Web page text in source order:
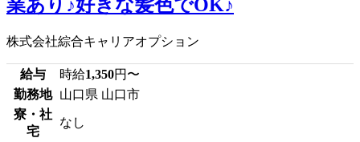
業あり♪好きな髪色でOK♪
株式会社綜合キャリアオプション
給与 時給1,350円〜
勤務地
山口県 山口市
寮・社
宅
なし